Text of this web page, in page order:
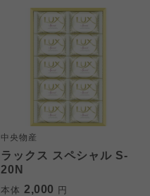
中央物産
ラックス スペシャル S-
20N
本体 2,000 円